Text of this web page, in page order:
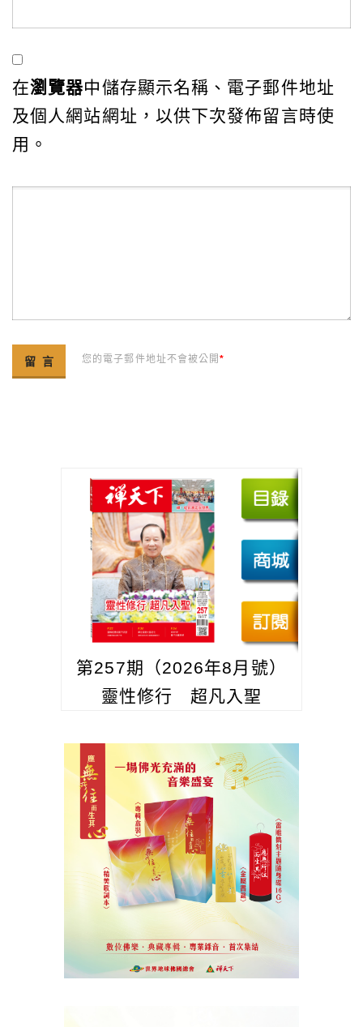
在瀏覽器中儲存顯示名稱、電子郵件地址
及個人網站網址，以供下次發佈留言時使
用。
您的電子郵件地址不會被公開*
第257期（2026年8月號）
靈性修行 超凡入聖